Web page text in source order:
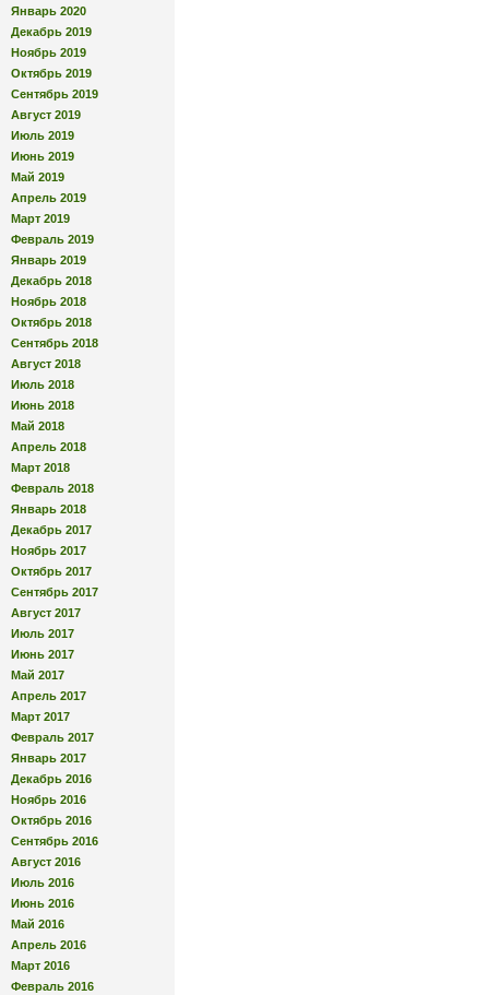
Январь 2020
Декабрь 2019
Ноябрь 2019
Октябрь 2019
Сентябрь 2019
Август 2019
Июль 2019
Июнь 2019
Май 2019
Апрель 2019
Март 2019
Февраль 2019
Январь 2019
Декабрь 2018
Ноябрь 2018
Октябрь 2018
Сентябрь 2018
Август 2018
Июль 2018
Июнь 2018
Май 2018
Апрель 2018
Март 2018
Февраль 2018
Январь 2018
Декабрь 2017
Ноябрь 2017
Октябрь 2017
Сентябрь 2017
Август 2017
Июль 2017
Июнь 2017
Май 2017
Апрель 2017
Март 2017
Февраль 2017
Январь 2017
Декабрь 2016
Ноябрь 2016
Октябрь 2016
Сентябрь 2016
Август 2016
Июль 2016
Июнь 2016
Май 2016
Апрель 2016
Март 2016
Февраль 2016